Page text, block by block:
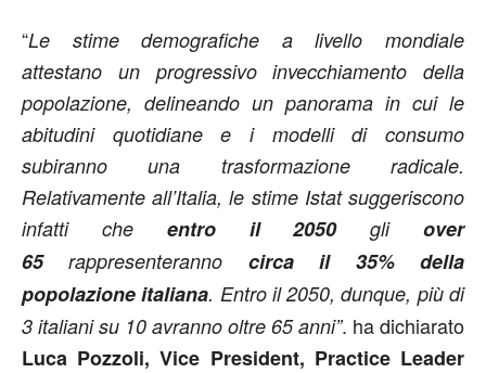
“Le stime demografiche a livello mondiale
attestano un progressivo invecchiamento della
popolazione, delineando un panorama in cui le
abitudini quotidiane e i modelli di consumo
subiranno una trasformazione radicale.
Relativamente all’Italia, le stime Istat suggeriscono
infatti che entro il 2050gliover
65rappresenteranno circa il 35% della
popolazione italiana. Entro il 2050, dunque, più di
3 italiani su 10 avranno oltre 65 anni”. ha dichiarato
Luca Pozzoli, Vice President, Practice Leader